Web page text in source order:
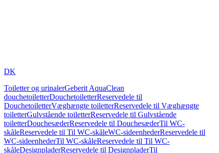
DK
Toiletter og urinalerGeberit AquaClean
douchetoiletterDouchetoiletterReservedele til
DouchetoiletterVæghængte toiletterReservedele til Væghængte
toiletterGulvstående toiletterReservedele til Gulvstående
toiletterDouchesæderReservedele til DouchesæderTil WC-
skåleReservedele til Til WC-skåleWC-sideenhederReservedele til
WC-sideenhederTil WC-skåleReservedele til Til WC-
skåleDesignpladerReservedele til DesignpladerTil